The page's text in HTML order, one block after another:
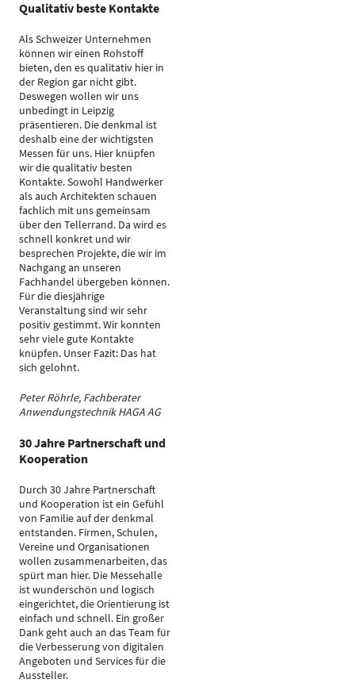
Qualitativ beste Kontakte
Als Schweizer Unternehmen
können wir einen Rohstoff
bieten, den es qualitativ hier in
der Region gar nicht gibt.
Deswegen wollen wir uns
unbedingt in Leipzig
präsentieren. Die denkmal ist
deshalb eine der wichtigsten
Messen für uns. Hier knüpfen
wir die qualitativ besten
Kontakte. Sowohl Handwerker
als auch Architekten schauen
fachlich mit uns gemeinsam
über den Tellerrand. Da wird es
schnell konkret und wir
besprechen Projekte, die wir im
Nachgang an unseren
Fachhandel übergeben können.
Für die diesjährige
Veranstaltung sind wir sehr
positiv gestimmt. Wir konnten
sehr viele gute Kontakte
knüpfen. Unser Fazit: Das hat
sich gelohnt.
Peter Röhrle, Fachberater
Anwendungstechnik HAGA AG
30 Jahre Partnerschaft und
Kooperation
Durch 30 Jahre Partnerschaft
und Kooperation ist ein Gefühl
von Familie auf der denkmal
entstanden. Firmen, Schulen,
Vereine und Organisationen
wollen zusammenarbeiten, das
spürt man hier. Die Messehalle
ist wunderschön und logisch
eingerichtet, die Orientierung ist
einfach und schnell. Ein großer
Dank geht auch an das Team für
die Verbesserung von digitalen
Angeboten und Services für die
Aussteller.